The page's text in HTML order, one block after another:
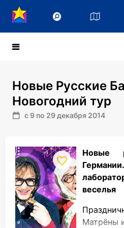
Новые Русские
Новогодний тур
с 9 по 29 декабря 2014
Новые
веселья
Матрёны